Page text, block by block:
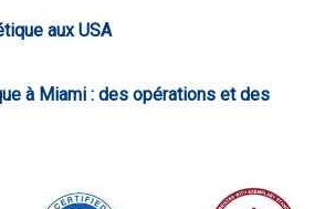
aux USA
à Miami : des opérations et des